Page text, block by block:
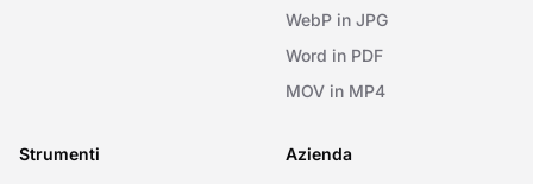
WebP in JPG
Word in PDF
MOV in MP4
Strumenti Azienda